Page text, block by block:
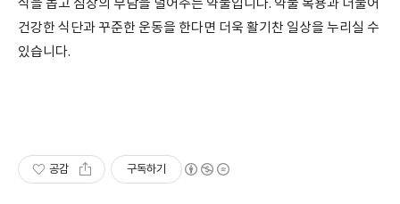
식을 돕고 심장의 부담을 덜어주는 약물입니다. 약물 복용과 더불어
건강한 식단과 꾸준한 운동을 한다면 더욱 활기찬 일상을 누리실 수
있습니다.
공감 구독하기